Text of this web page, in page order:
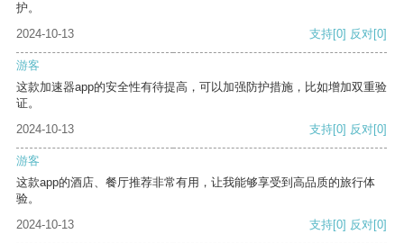
护。
2024-10-13
支持[0] 反对[0]
游客
这款加速器app的安全性有待提高，可以加强防护措施，比如增加双重验
证。
2024-10-13
支持[0] 反对[0]
游客
这款app的酒店、餐厅推荐非常有用，让我能够享受到高品质的旅行体
验。
2024-10-13
支持[0] 反对[0]